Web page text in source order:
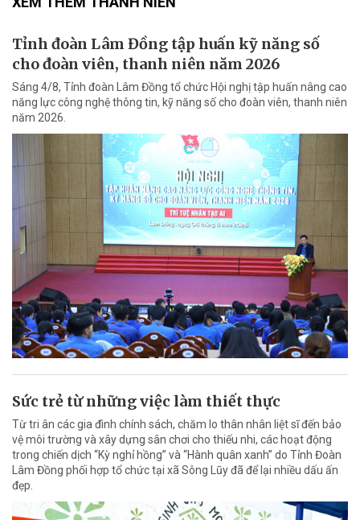
Tỉnh đoàn Lâm Đồng tập huấn kỹ năng số
cho đoàn viên, thanh niên năm 2026
Sáng 4/8, Tỉnh đoàn Lâm Đồng tổ chức Hội nghị tập huấn nâng cao
năng lực công nghệ thông tin, kỹ năng số cho đoàn viên, thanh niên
năm 2026.
Sức trẻ từ những việc làm thiết thực
Từ tri ân các gia đình chính sách, chăm lo thân nhân liệt sĩ đến bảo
vệ môi trường và xây dựng sân chơi cho thiếu nhi, các hoạt động
trong chiến dịch “Kỳ nghỉ hồng” và “Hành quân xanh” do Tỉnh Đoàn
Lâm Đồng phối hợp tổ chức tại xã Sông Lũy đã để lại nhiều dấu ấn
đẹp.